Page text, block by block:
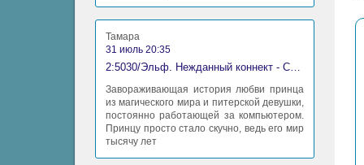
Тамара
31 июль 20:35
2:5030/Эльф. Нежданный коннект - Станислав Миков
Завораживающая история любви принца
из магического мира и питерской девушки,
постоянно работающей за компьютером.
Принцу просто стало скучно, ведь его мир
тысячу лет